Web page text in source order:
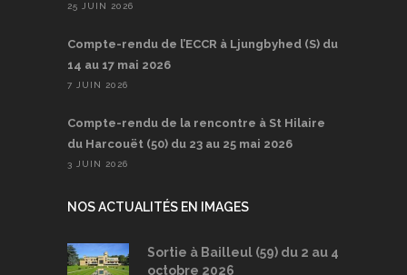
25 JUIN 2026
Compte-rendu de l’ECCR à Ljungbyhed (S) du
14 au 17 mai 2026
7 JUIN 2026
Compte-rendu de la rencontre à St Hilaire
du Harcouët (50) du 23 au 25 mai 2026
3 JUIN 2026
NOS ACTUALITÉS EN IMAGES
Sortie à Bailleul (59) du 2 au 4
octobre 2026